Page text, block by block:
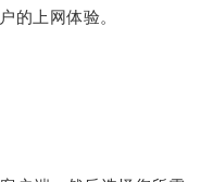
的上网体验。